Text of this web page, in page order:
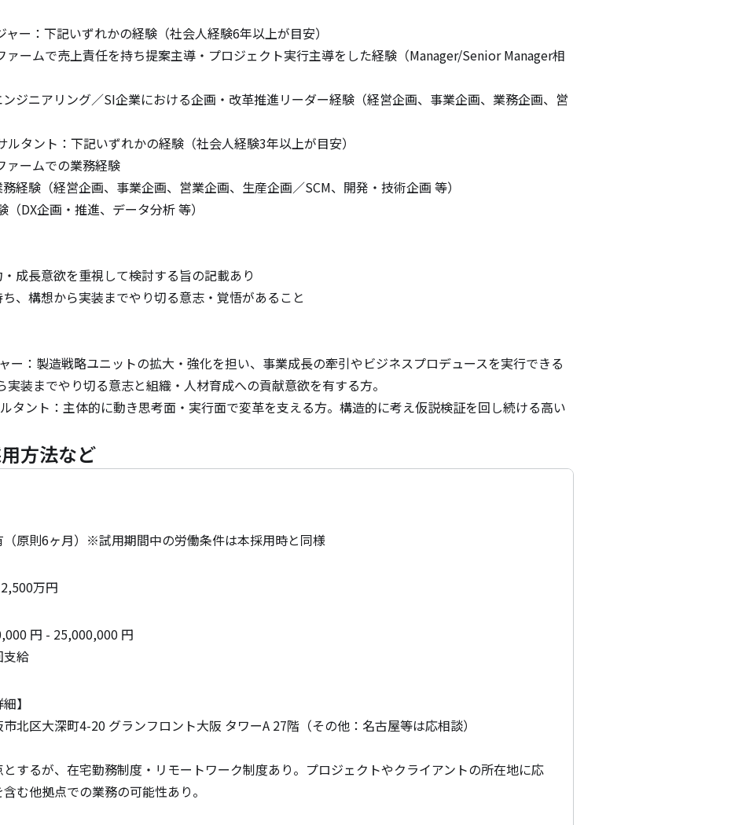
ー：下記いずれかの経験（社会人経験6年以上が目安）
ームで売上責任を持ち提案主導・プロジェクト実行主導をした経験（Manager/Senior Manager相
ジニアリング／SI企業における企画・改革推進リーダー経験（経営企画、事業企画、業務企画、営
タント：下記いずれかの経験（社会人経験3年以上が目安）
ァームでの業務経験
経験（経営企画、事業企画、営業企画、生産企画／SCM、開発・技術企画 等）
DX企画・推進、データ分析 等）
成長意欲を重視して検討する旨の記載あり
、構想から実装までやり切る意志・覚悟があること
ー：製造戦略ユニットの拡大・強化を担い、事業成長の牽引やビジネスプロデュースを実行できる
実装までやり切る意志と組織・人材育成への貢献意欲を有する方。
タント：主体的に動き思考面・実行面で変革を支える方。構造的に考え仮説検証を回し続ける高い
方法など
（原則6ヶ月）※試用期間中の労働条件は本採用時と同様
万円
円 - 25,000,000 円
支給
】
北区大深町4-20 グランフロント大阪 タワーA 27階（その他：名古屋等は応相談）
するが、在宅勤務制度・リモートワーク制度あり。プロジェクトやクライアントの所在地に応
む他拠点での業務の可能性あり。